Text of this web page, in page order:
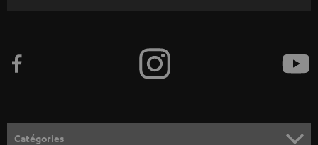
z
o
Catégories